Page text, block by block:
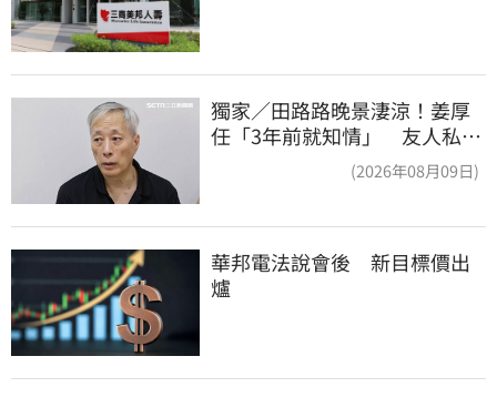
獨家／田路路晚景淒涼！姜厚
任「3年前就知情」 友人私下
(2026年08月09日)
華邦電法說會後　新目標價出
爐